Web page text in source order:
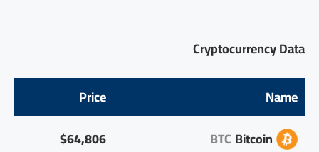
Cryptocurrency Data
Name
Price
Bitcoin
BTC
$64,806